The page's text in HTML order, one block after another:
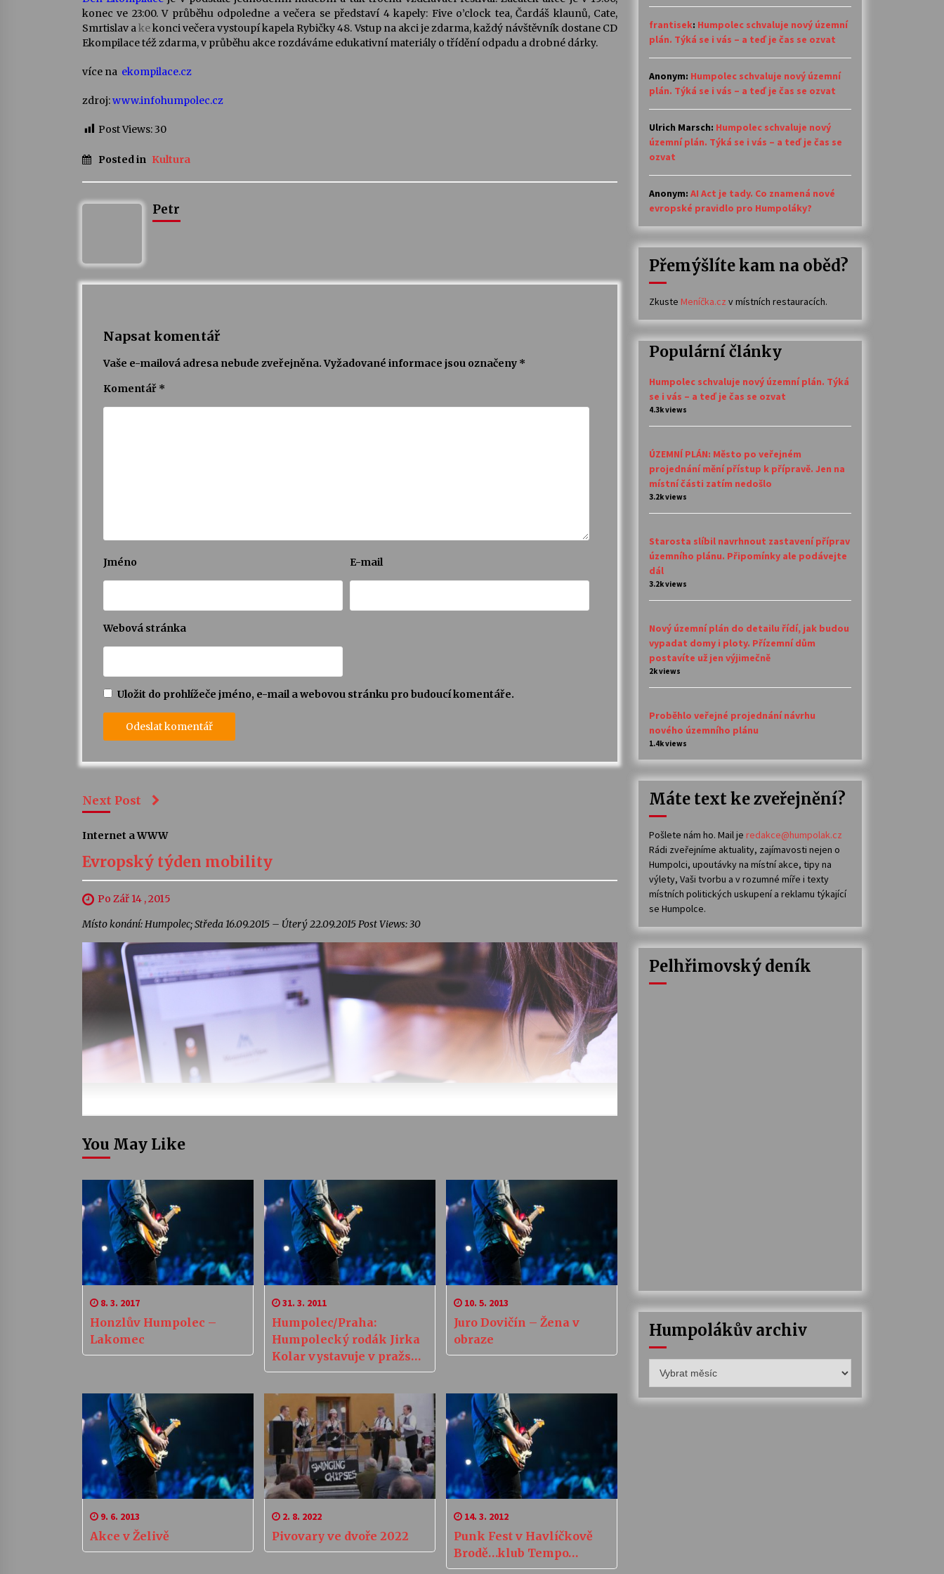
konec ve 23:00. V průběhu odpoledne a večera se představí 4 kapely: Five o’clock tea, Čardáš klaunů, Cate,
Smrtislav akekonci večera vystoupí kapela Rybičky 48. Vstup na akci je zdarma, každý návštěvník dostane CD
Ekompilace též zdarma, v průběhu akce rozdáváme edukativní materiály o třídění odpadu a drobné dárky.
více na ekompilace.cz
zdroj:www.infohumpolec.cz
Post Views:30
Posted in Kultura
Petr
Napsat komentář
Vaše e-mailová adresa nebude zveřejněna. Vyžadované informace jsou označeny *
Komentář *
Jméno E-mail
Webová stránka
Uložit do prohlížeče jméno, e-mail a webovou stránku pro budoucí komentáře.
Next Post
Internet a WWW
Evropský týden mobility
Po Zář 14 , 2015
Místo konání: Humpolec; Středa 16.09.2015 – Úterý 22.09.2015 Post Views: 30
You May Like
8. 3. 2017
Honzlův Humpolec –
Lakomec
31. 3. 2011
Humpolec/Praha:
Humpolecký rodák Jirka
Kolar vystavuje v pražské
galerii DOX
10. 5. 2013
Juro Dovičín – Žena v
obraze
9. 6. 2013
Akce v Želivě
2. 8. 2022
Pivovary ve dvoře 2022
14. 3. 2012
Punk Fest v Havlíčkově
Brodě…klub Tempo…
frantisek: Humpolec schvaluje nový územní
plán. Týká se i vás – a teď je čas se ozvat
Anonym: Humpolec schvaluje nový územní
plán. Týká se i vás – a teď je čas se ozvat
Ulrich Marsch: Humpolec schvaluje nový
územní plán. Týká se i vás – a teď je čas se
ozvat
Anonym: AI Act je tady. Co znamená nové
evropské pravidlo pro Humpoláky?
Přemýšlíte kam na oběd?
Zkuste Meníčka.cz v místních restauracích.
Populární články
Humpolec schvaluje nový územní plán. Týká
se i vás – a teď je čas se ozvat
4.3k views
ÚZEMNÍ PLÁN: Město po veřejném
projednání mění přístup k přípravě. Jen na
místní části zatím nedošlo
3.2k views
Starosta slíbil navrhnout zastavení příprav
územního plánu. Připomínky ale podávejte
dál
3.2k views
Nový územní plán do detailu řídí, jak budou
vypadat domy i ploty. Přízemní dům
postavíte už jen výjimečně
2k views
Proběhlo veřejné projednání návrhu
nového územního plánu
1.4k views
Máte text ke zveřejnění?
Pošlete nám ho. Mail je redakce@humpolak.cz
Rádi zveřejníme aktuality, zajímavosti nejen o
Humpolci, upoutávky na místní akce, tipy na
výlety, Vaši tvorbu a v rozumné míře i texty
místních politických uskupení a reklamu týkající
se Humpolce.
Pelhřimovský deník
Humpolákův archiv
archiv